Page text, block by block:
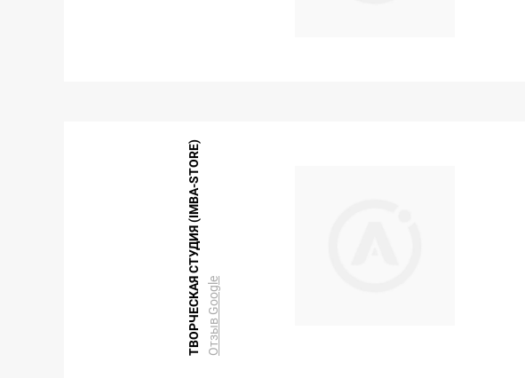
ТВОРЧЕСКАЯ СТУДИЯ (IMBA-STORE)Отзыв Google